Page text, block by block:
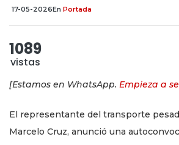
17-05-2026En Portada
1089
vistas
[Estamos en WhatsApp. Empieza a
El representante del transporte
Marcelo Cruz, anunció una